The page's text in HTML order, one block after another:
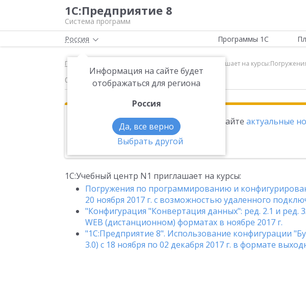
1С:Предприятие 8
Система программ
Россия
Информация на сайте будет
отображаться для региона
Россия
Да, все верно
Выбрать другой
Программы 1С
Главная 1С:Учебный центр N1 приглашает на
02.11.2017
Эта новость находится в архиве. Читайте актуальные
Новости на тему:Учебные курсы 1С
1С:Учебный центр N1 приглашает на курсы:
Погружения по программированию и
20 ноября 2017 г. с возможностью удаленного
"Конфигурация "Конвертация данных": ред. 2.1 и ред.
WEB (дистанционном) форматах в ноябре 2017 г.
"1С:Предприятие 8". Использование конфигурации
3.0) с 18 ноября по 02 декабря 2017 г. в формате